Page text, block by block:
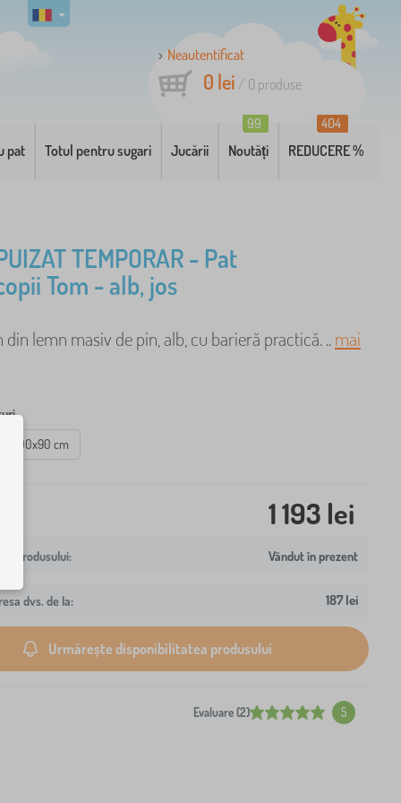
Neautentificat
0 lei / 0 produse
pat Totul pentru sugari Jucării Noutăți
99
REDUCERE %
404
TEMPORAR - Pat
Tom - alb, jos
din lemn masiv de pin, alb, cu barieră practică. ..mai
200x90 cm
1 193 lei
Vândut în prezent
dvs. de la: 187 lei
Urmărește disponibilitatea produsului
Evaluare (2) 5